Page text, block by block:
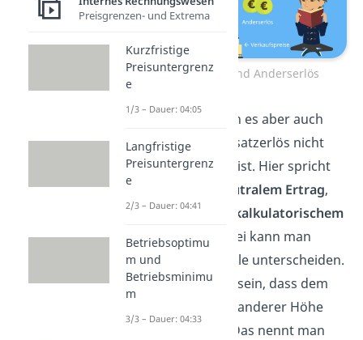
Andersertrag und Anderserlös
Zum anderen kann es aber auch
sein, dass der Umsatzerlös nicht
gleich dem Ertrag ist. Hier spricht
man dann von
neutralem Ertrag,
beziehungsweise
kalkulatorischem
Umsatzerlös. Dabei kann man
wiederum zwei Fälle unterscheiden.
Es kann durchaus sein, dass dem
Ertrag ein Erlös in anderer Höhe
gegenübersteht. Das nennt man
Preisgrenzen- und Extrema
Kurzfristige
Preisuntergrenz
e
1/3 – Dauer: 04:05
Langfristige
Preisuntergrenz
e
2/3 – Dauer: 04:41
Betriebsoptimu
m und
Betriebsminimu
m
3/3 – Dauer: 04:33